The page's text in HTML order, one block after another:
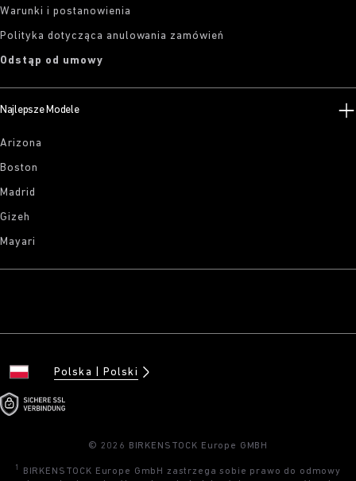
Warunki i postanowienia
Polityka dotycząca anulowania zamówień
Odstąp od umowy
Najlepsze Modele
Arizona
Boston
Madrid
Gizeh
Mayari
Polska Polski
© 2026 BIRKENSTOCK Europe GMBH
1
BIRKENSTOCK Europe GmbH zastrzega sobie prawo do odmowy